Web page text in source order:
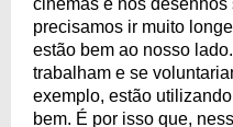
precisamos ir muito
estão bem ao nosso
trabalham e se
exemplo, estão
bem. É por isso que,